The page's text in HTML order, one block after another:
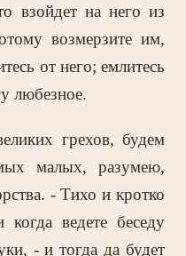
взойдет на него из
возмерзите им,
от него; емлитесь
любезное.
грехов, будем
малых, разумею,
- Тихо и кротко
ведете беседу
- и тогда да будет